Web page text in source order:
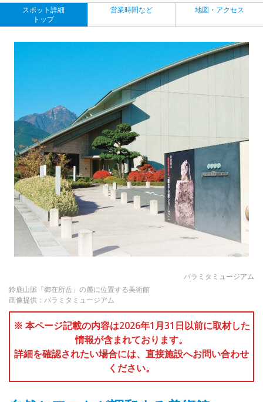
スポット詳細
トップ
営業時間など 地図・アクセス
パラミタミュージアム
鈴鹿山脈「御在所岳」の麓に位置する美術館
画像提供：パラミタミュージアム
※ 本ページ記載の内容は2026年1月31日以前に取材した
情報が含まれております。
詳細を確認されたい場合には、直接施設へお問い合わせ
ください。